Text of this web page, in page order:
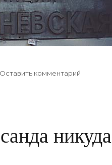
Оставить комментарий
никуда